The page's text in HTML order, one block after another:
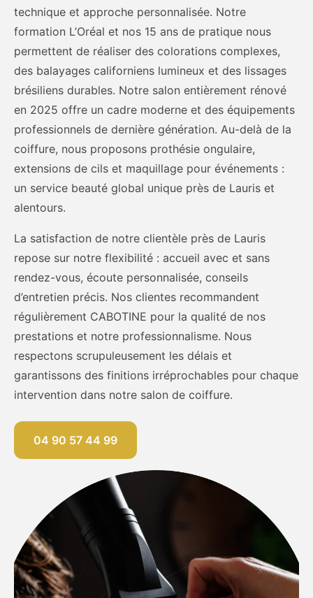
technique et approche personnalisée. Notre
formation L’Oréal et nos 15 ans de pratique nous
permettent de réaliser des colorations complexes,
des balayages californiens lumineux et des lissages
brésiliens durables. Notre salon entièrement rénové
en 2025 offre un cadre moderne et des équipements
professionnels de dernière génération. Au-delà de la
coiffure, nous proposons prothésie ongulaire,
extensions de cils et maquillage pour événements :
un service beauté global unique près de Lauris et
alentours.
La satisfaction de notre clientèle près de Lauris
repose sur notre flexibilité : accueil avec et sans
rendez-vous, écoute personnalisée, conseils
d’entretien précis. Nos clientes recommandent
régulièrement CABOTINE pour la qualité de nos
prestations et notre professionnalisme. Nous
respectons scrupuleusement les délais et
garantissons des finitions irréprochables pour chaque
intervention dans notre salon de coiffure.
04 90 57 44 99